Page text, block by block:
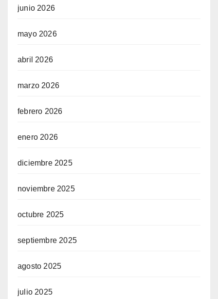
junio 2026
mayo 2026
abril 2026
marzo 2026
febrero 2026
enero 2026
diciembre 2025
noviembre 2025
octubre 2025
septiembre 2025
agosto 2025
julio 2025